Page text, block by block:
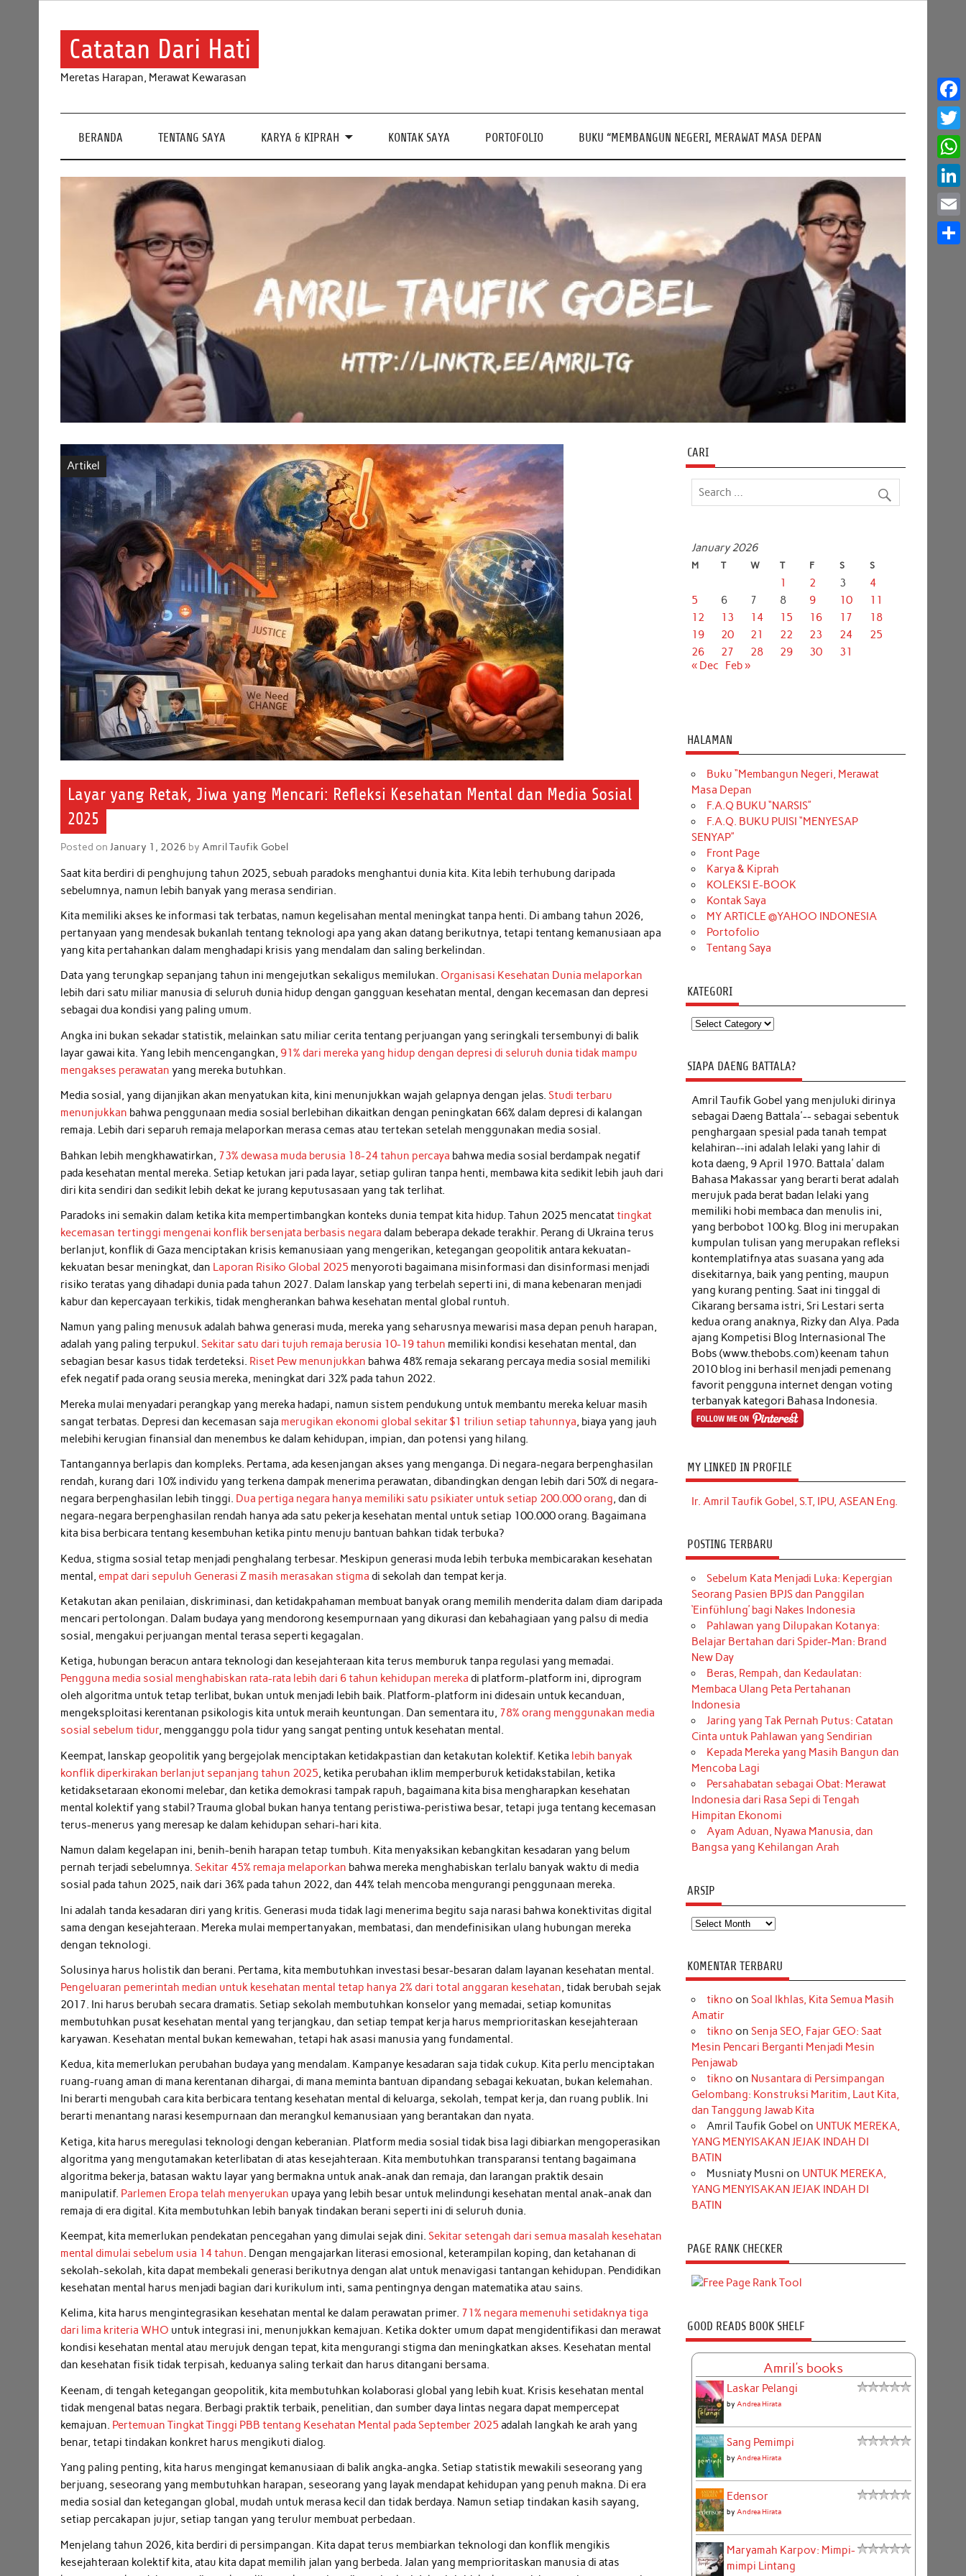
Catatan Dari Hati
Meretas Harapan, Merawat Kewarasan
BERANDA TENTANG SAYA KARYA & KIPRAH KONTAK SAYA PORTOFOLIO BUKU “MEMBANGUN NEGERI, MERAWAT MASA DEPAN
Artikel
Layar yang Retak, Jiwa yang Mencari: Refleksi Kesehatan Mental dan Media Sosial
2025
Posted onJanuary 1, 2026 byAmril Taufik Gobel
Saat kita berdiri di penghujung tahun 2025, sebuah paradoks menghantui dunia kita. Kita lebih terhubung daripada
sebelumnya, namun lebih banyak yang merasa sendirian.
Kita memiliki akses ke informasi tak terbatas, namun kegelisahan mental meningkat tanpa henti. Di ambang tahun 2026,
pertanyaan yang mendesak bukanlah tentang teknologi apa yang akan datang berikutnya, tetapi tentang kemanusiaan apa
yang kita pertahankan dalam menghadapi krisis yang mendalam dan saling berkelindan.
Data yang terungkap sepanjang tahun ini mengejutkan sekaligus memilukan. Organisasi Kesehatan Dunia melaporkan
lebih dari satu miliar manusia di seluruh dunia hidup dengan gangguan kesehatan mental, dengan kecemasan dan depresi
sebagai dua kondisi yang paling umum.
Angka ini bukan sekadar statistik, melainkan satu miliar cerita tentang perjuangan yang seringkali tersembunyi di balik
layar gawai kita. Yang lebih mencengangkan, 91% dari mereka yang hidup dengan depresi di seluruh dunia tidak mampu
mengakses perawatan yang mereka butuhkan.
Media sosial, yang dijanjikan akan menyatukan kita, kini menunjukkan wajah gelapnya dengan jelas.Studi terbaru
menunjukkan bahwa penggunaan media sosial berlebihan dikaitkan dengan peningkatan 66% dalam depresi di kalangan
remaja. Lebih dari separuh remaja melaporkan merasa cemas atau tertekan setelah menggunakan media sosial.
Bahkan lebih mengkhawatirkan, 73% dewasa muda berusia 18-24 tahun percaya bahwa media sosial berdampak negatif
pada kesehatan mental mereka. Setiap ketukan jari pada layar, setiap guliran tanpa henti, membawa kita sedikit lebih jauh dari
diri kita sendiri dan sedikit lebih dekat ke jurang keputusasaan yang tak terlihat.
Paradoks ini semakin dalam ketika kita mempertimbangkan konteks dunia tempat kita hidup. Tahun 2025 mencatattingkat
kecemasan tertinggi mengenai konflik bersenjata berbasis negara dalam beberapa dekade terakhir. Perang di Ukraina terus
berlanjut, konflik di Gaza menciptakan krisis kemanusiaan yang mengerikan, ketegangan geopolitik antara kekuatan-
kekuatan besar meningkat, dan Laporan Risiko Global 2025 menyoroti bagaimana misinformasi dan disinformasi menjadi
risiko teratas yang dihadapi dunia pada tahun 2027. Dalam lanskap yang terbelah seperti ini, di mana kebenaran menjadi
kabur dan kepercayaan terkikis, tidak mengherankan bahwa kesehatan mental global runtuh.
Namun yang paling menusuk adalah bahwa generasi muda, mereka yang seharusnya mewarisi masa depan penuh harapan,
adalah yang paling terpukul.Sekitar satu dari tujuh remaja berusia 10-19 tahun memiliki kondisi kesehatan mental, dan
sebagian besar kasus tidak terdeteksi. Riset Pew menunjukkan bahwa 48% remaja sekarang percaya media sosial memiliki
efek negatif pada orang seusia mereka, meningkat dari 32% pada tahun 2022.
Mereka mulai menyadari perangkap yang mereka hadapi, namun sistem pendukung untuk membantu mereka keluar masih
sangat terbatas. Depresi dan kecemasan saja merugikan ekonomi global sekitar $1 triliun setiap tahunnya, biaya yang jauh
melebihi kerugian finansial dan menembus ke dalam kehidupan, impian, dan potensi yang hilang.
Tantangannya berlapis dan kompleks. Pertama, ada kesenjangan akses yang menganga. Di negara-negara berpenghasilan
rendah, kurang dari 10% individu yang terkena dampak menerima perawatan, dibandingkan dengan lebih dari 50% di negara-
negara berpenghasilan lebih tinggi. Dua pertiga negara hanya memiliki satu psikiater untuk setiap 200.000 orang, dan di
negara-negara berpenghasilan rendah hanya ada satu pekerja kesehatan mental untuk setiap 100.000 orang. Bagaimana
kita bisa berbicara tentang kesembuhan ketika pintu menuju bantuan bahkan tidak terbuka?
Kedua, stigma sosial tetap menjadi penghalang terbesar. Meskipun generasi muda lebih terbuka membicarakan kesehatan
mental,empat dari sepuluh Generasi Z masih merasakan stigma di sekolah dan tempat kerja.
Ketakutan akan penilaian, diskriminasi, dan ketidakpahaman membuat banyak orang memilih menderita dalam diam daripada
mencari pertolongan. Dalam budaya yang mendorong kesempurnaan yang dikurasi dan kebahagiaan yang palsu di media
sosial, mengakui perjuangan mental terasa seperti kegagalan.
Ketiga, hubungan beracun antara teknologi dan kesejahteraan kita terus memburuk tanpa regulasi yang memadai.
Pengguna media sosial menghabiskan rata-rata lebih dari 6 tahun kehidupan mereka di platform-platform ini, diprogram
oleh algoritma untuk tetap terlibat, bukan untuk menjadi lebih baik. Platform-platform ini didesain untuk kecanduan,
mengeksploitasi kerentanan psikologis kita untuk meraih keuntungan. Dan sementara itu, 78% orang menggunakan media
sosial sebelum tidur, mengganggu pola tidur yang sangat penting untuk kesehatan mental.
Keempat, lanskap geopolitik yang bergejolak menciptakan ketidakpastian dan ketakutan kolektif. Ketika lebih banyak
konflik diperkirakan berlanjut sepanjang tahun 2025, ketika perubahan iklim memperburuk ketidakstabilan, ketika
ketidaksetaraan ekonomi melebar, dan ketika demokrasi tampak rapuh, bagaimana kita bisa mengharapkan kesehatan
mental kolektif yang stabil? Trauma global bukan hanya tentang peristiwa-peristiwa besar, tetapi juga tentang kecemasan
terus-menerus yang meresap ke dalam kehidupan sehari-hari kita.
Namun dalam kegelapan ini, benih-benih harapan tetap tumbuh. Kita menyaksikan kebangkitan kesadaran yang belum
pernah terjadi sebelumnya.Sekitar 45% remaja melaporkan bahwa mereka menghabiskan terlalu banyak waktu di media
sosial pada tahun 2025, naik dari 36% pada tahun 2022, dan 44% telah mencoba mengurangi penggunaan mereka.
Ini adalah tanda kesadaran diri yang kritis. Generasi muda tidak lagi menerima begitu saja narasi bahwa konektivitas digital
sama dengan kesejahteraan. Mereka mulai mempertanyakan, membatasi, dan mendefinisikan ulang hubungan mereka
dengan teknologi.
Solusinya harus holistik dan berani. Pertama, kita membutuhkan investasi besar-besaran dalam layanan kesehatan mental.
Pengeluaran pemerintah median untuk kesehatan mental tetap hanya 2% dari total anggaran kesehatan, tidak berubah sejak
2017. Ini harus berubah secara dramatis. Setiap sekolah membutuhkan konselor yang memadai, setiap komunitas
membutuhkan pusat kesehatan mental yang terjangkau, dan setiap tempat kerja harus memprioritaskan kesejahteraan
karyawan. Kesehatan mental bukan kemewahan, tetapi hak asasi manusia yang fundamental.
Kedua, kita memerlukan perubahan budaya yang mendalam. Kampanye kesadaran saja tidak cukup. Kita perlu menciptakan
ruang-ruang aman di mana kerentanan dihargai, di mana meminta bantuan dipandang sebagai kekuatan, bukan kelemahan.
Ini berarti mengubah cara kita berbicara tentang kesehatan mental di keluarga, sekolah, tempat kerja, dan ruang publik. Ini
berarti menantang narasi kesempurnaan dan merangkul kemanusiaan yang berantakan dan nyata.
Ketiga, kita harus meregulasi teknologi dengan keberanian. Platform media sosial tidak bisa lagi dibiarkan mengoperasikan
algoritma yang mengutamakan keterlibatan di atas kesejahteraan. Kita membutuhkan transparansi tentang bagaimana
algoritma bekerja, batasan waktu layar yang bermakna untuk anak-anak dan remaja, dan larangan praktik desain
manipulatif. Parlemen Eropa telah menyerukan upaya yang lebih besar untuk melindungi kesehatan mental anak-anak dan
remaja di era digital. Kita membutuhkan lebih banyak tindakan berani seperti ini di seluruh dunia.
Keempat, kita memerlukan pendekatan pencegahan yang dimulai sejak dini.Sekitar setengah dari semua masalah kesehatan
mental dimulai sebelum usia 14 tahun. Dengan mengajarkan literasi emosional, keterampilan koping, dan ketahanan di
sekolah-sekolah, kita dapat membekali generasi berikutnya dengan alat untuk menavigasi tantangan kehidupan. Pendidikan
kesehatan mental harus menjadi bagian dari kurikulum inti, sama pentingnya dengan matematika atau sains.
Kelima, kita harus mengintegrasikan kesehatan mental ke dalam perawatan primer. 71% negara memenuhi setidaknya tiga
dari lima kriteria WHO untuk integrasi ini, menunjukkan kemajuan. Ketika dokter umum dapat mengidentifikasi dan merawat
kondisi kesehatan mental atau merujuk dengan tepat, kita mengurangi stigma dan meningkatkan akses. Kesehatan mental
dan kesehatan fisik tidak terpisah, keduanya saling terkait dan harus ditangani bersama.
Keenam, di tengah ketegangan geopolitik, kita membutuhkan kolaborasi global yang lebih kuat. Krisis kesehatan mental
tidak mengenal batas negara. Berbagi praktik terbaik, penelitian, dan sumber daya lintas negara dapat mempercepat
kemajuan. Pertemuan Tingkat Tinggi PBB tentang Kesehatan Mental pada September 2025 adalah langkah ke arah yang
benar, tetapi tindakan konkret harus mengikuti dialog.
Yang paling penting, kita harus mengingat kemanusiaan di balik angka-angka. Setiap statistik mewakili seseorang yang
berjuang, seseorang yang membutuhkan harapan, seseorang yang layak mendapat kehidupan yang penuh makna. Di era
media sosial dan ketegangan global, mudah untuk merasa kecil dan tidak berdaya. Namun setiap tindakan kasih sayang,
setiap percakapan jujur, setiap tangan yang terulur membuat perbedaan.
Menjelang tahun 2026, kita berdiri di persimpangan. Kita dapat terus membiarkan teknologi dan konflik mengikis
kesejahteraan kolektif kita, atau kita dapat memilih jalan yang berbeda. Jalan yang memprioritaskan manusia di atas
CARI
January 2026
M T W T F S S
1 2 3
4
5
6 7 8 9 10
11
12
13 14 15 16 17
18
19
20 21 22 23 24
25
26
27 28 29 30
31
« Dec
Feb »
HALAMAN
Buku “Membangun Negeri, Merawat
Masa Depan
F.A.Q BUKU “NARSIS”
F.A.Q. BUKU PUISI “MENYESAP
SENYAP”
Front Page
Karya & Kiprah
KOLEKSI E-BOOK
Kontak Saya
MY ARTICLE @YAHOO INDONESIA
Portofolio
Tentang Saya
KATEGORI
Kategori
SIAPA DAENG BATTALA?
Amril Taufik Gobel yang menjuluki dirinya
sebagai Daeng Battala'-- sebagai sebentuk
penghargaan spesial pada tanah tempat
kelahiran--ini adalah lelaki yang lahir di
kota daeng, 9 April 1970. Battala' dalam
Bahasa Makassar yang berarti berat adalah
merujuk pada berat badan lelaki yang
memiliki hobi membaca dan menulis ini,
yang berbobot 100 kg. Blog ini merupakan
kumpulan tulisan yang merupakan refleksi
kontemplatifnya atas suasana yang ada
disekitarnya, baik yang penting, maupun
yang kurang penting. Saat ini tinggal di
Cikarang bersama istri, Sri Lestari serta
kedua orang anaknya, Rizky dan Alya. Pada
ajang Kompetisi Blog Internasional The
Bobs (www.thebobs.com) keenam tahun
2010 blog ini berhasil menjadi pemenang
favorit pengguna internet dengan voting
terbanyak kategori Bahasa Indonesia.
MY LINKED IN PROFILE
Ir. Amril Taufik Gobel, S.T, IPU, ASEAN Eng.
POSTING TERBARU
Sebelum Kata Menjadi Luka: Kepergian
Seorang Pasien BPJS dan Panggilan
‘Einfühlung’ bagi Nakes Indonesia
Pahlawan yang Dilupakan Kotanya:
Belajar Bertahan dari Spider-Man: Brand
New Day
Beras, Rempah, dan Kedaulatan:
Membaca Ulang Peta Pertahanan
Indonesia
Jaring yang Tak Pernah Putus: Catatan
Cinta untuk Pahlawan yang Sendirian
Kepada Mereka yang Masih Bangun dan
Mencoba Lagi
Persahabatan sebagai Obat: Merawat
Indonesia dari Rasa Sepi di Tengah
Himpitan Ekonomi
Ayam Aduan, Nyawa Manusia, dan
Bangsa yang Kehilangan Arah
ARSIP
Arsip
KOMENTAR TERBARU
tikno on Soal Ikhlas, Kita Semua Masih
Amatir
tikno on Senja SEO, Fajar GEO: Saat
Mesin Pencari Berganti Menjadi Mesin
Penjawab
tikno on Nusantara di Persimpangan
Gelombang: Konstruksi Maritim, Laut Kita,
dan Tanggung Jawab Kita
Amril Taufik Gobel on UNTUK MEREKA,
YANG MENYISAKAN JEJAK INDAH DI
BATIN
Musniaty Musni on UNTUK MEREKA,
YANG MENYISAKAN JEJAK INDAH DI
BATIN
PAGE RANK CHECKER
GOOD READS BOOK SHELF
Amril's books
Laskar Pelangi
by Andrea Hirata
Sang Pemimpi
by Andrea Hirata
Edensor
by Andrea Hirata
Maryamah Karpov: Mimpi-
mimpi Lintang
Email